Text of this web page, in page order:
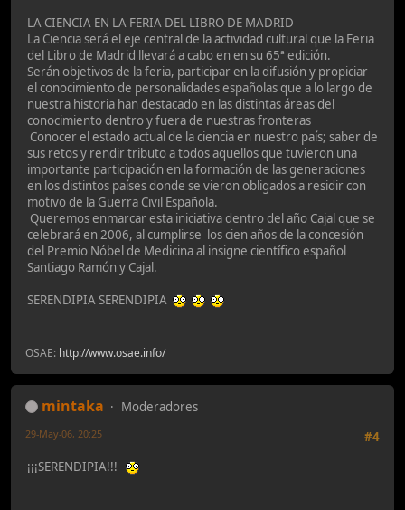
LA CIENCIA EN LA FERIA DEL LIBRO DE MADRID
La Ciencia será el eje central de la actividad cultural que la Feria
del Libro de Madrid llevará a cabo en en su 65ª edición.
Serán objetivos de la feria, participar en la difusión y propiciar
el conocimiento de personalidades españolas que a lo largo de
nuestra historia han destacado en las distintas áreas del
conocimiento dentro y fuera de nuestras fronteras
Conocer el estado actual de la ciencia en nuestro país; saber de
sus retos y rendir tributo a todos aquellos que tuvieron una
importante participación en la formación de las generaciones
en los distintos países donde se vieron obligados a residir con
motivo de la Guerra Civil Española.
Queremos enmarcar esta iniciativa dentro del año Cajal que se
celebrará en 2006, al cumplirse los cien años de la concesión
del Premio Nóbel de Medicina al insigne científico español
Santiago Ramón y Cajal.
SERENDIPIA SERENDIPIA
OSAE: http://www.osae.info/
mintaka
Moderadores
#4
29-May-06, 20:25
¡¡¡SERENDIPIA!!!